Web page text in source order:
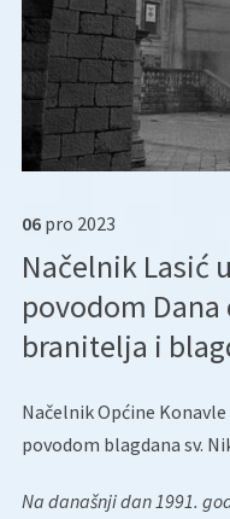
06 pro 2023
Načelnik Lasić
povodom
branitelja i
Načelnik Općine
povodom blagdana sv.
Na današnji dan 1991.